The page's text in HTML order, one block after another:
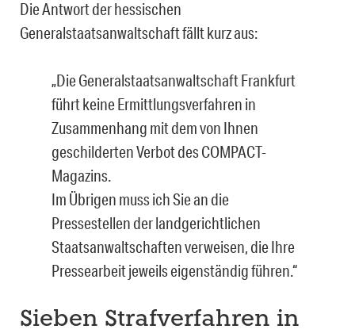
Die Antwort der hessischen
Generalstaatsanwaltschaft fällt kurz aus:
„Die Generalstaatsanwaltschaft Frankfurt
führt keine Ermittlungsverfahren in
Zusammenhang mit dem von Ihnen
geschilderten Verbot des COMPACT-
Magazins.
Im Übrigen muss ich Sie an die
Pressestellen der landgerichtlichen
Staatsanwaltschaften verweisen, die Ihre
Pressearbeit jeweils eigenständig führen.“
Sieben Strafverfahren in